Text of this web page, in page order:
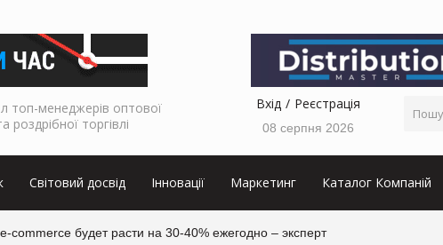
топ-менеджерів оптової
роздрібної торгівлі
Вхід Реєстрація
08 серпня 2026
Світовий досвід Інновації Маркетинг Каталог Компаній
commerce будет расти на 30-40% ежегодно – эксперт